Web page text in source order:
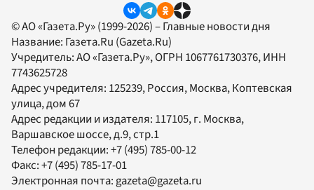
© АО «Газета.Ру» (1999-2026) – Главные новости дня
Название: Газета.Ru (Gazeta.Ru)
Учредитель:АО «Газета.Ру», ОГРН 1067761730376, ИНН
7743625728
Адрес учредителя: 125239, Россия, Москва, Коптевская
улица, дом 67
Адрес редакции и издателя: 117105, г. Москва,
Варшавское шоссе, д.9, стр.1
Телефон редакции:+7 (495) 785-00-12
Факс:+7 (495) 785-17-01
Электронная почта: gazeta@gazeta.ru